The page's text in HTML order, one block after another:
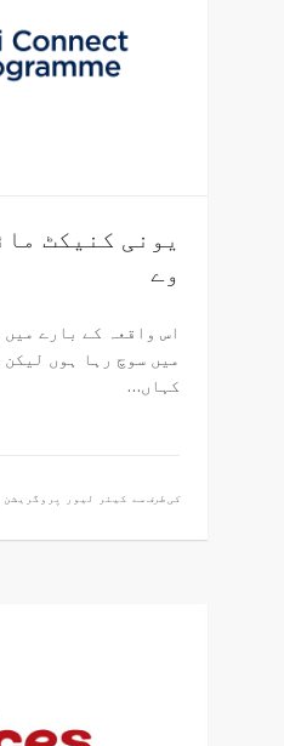
یونی کنیکٹ
وے
اس واقعہ کے بارے
میں سوچ رہا ہوں لیکن
کہاں…
کی طرف سے کیئر لیور پروگریشن